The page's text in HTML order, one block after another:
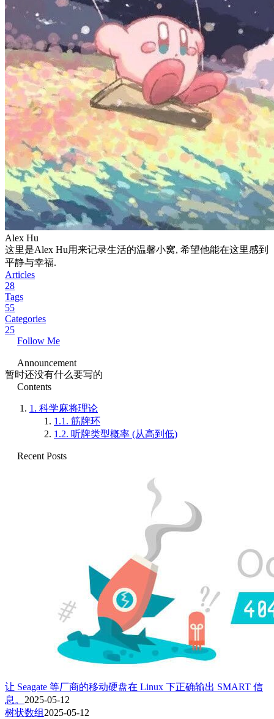
Alex Hu
这里是Alex Hu用来记录生活的温馨小窝, 希望他能在这里感到
平静与幸福.
Articles
28
Tags
55
Categories
25
Follow Me
Announcement
暂时还没有什么要写的
Contents
1. 科学麻将理论
1.1. 筋牌环
1.2. 听牌类型概率 (从高到低)
Recent Posts
让 Seagate 等厂商的移动硬盘在 Linux 下正确输出 SMART 信
息。 2025-05-12
树状数组2025-05-12